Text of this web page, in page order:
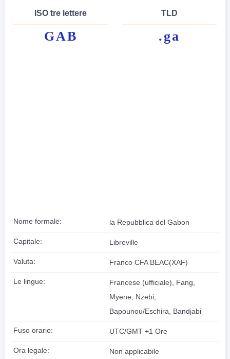
ISO tre lettere
GAB
TLD
.ga
Nome formale: la Repubblica del Gabon
Capitale: Libreville
Valuta: Franco CFA BEAC(XAF)
Le lingue:
Francese (ufficiale), Fang,
Myene, Nzebi,
Bapounou/Eschira, Bandjabi
Fuso orario: UTC/GMT +1 Ore
Ora legale: Non applicabile